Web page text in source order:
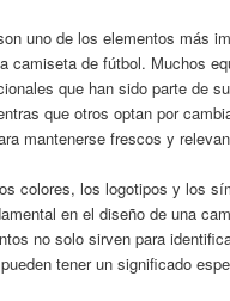
uno de los elementos más
camiseta de fútbol. Muchos
que han sido parte de
que otros optan por
mantenerse frescos y
colores, los logotipos y los
en el diseño de una
no solo sirven para
tener un significado